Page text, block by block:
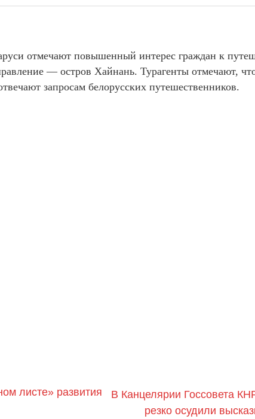
отмечают повышенный интерес граждан к
— остров Хайнань. Турагенты отмечают,
запросам белорусских путешественников.
листе» развития
В Канцелярии Госсовета
резко осудили